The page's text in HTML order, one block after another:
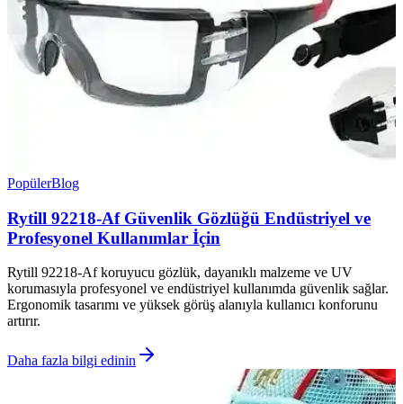
PopülerBlog
Rytill 92218-Af Güvenlik Gözlüğü Endüstriyel ve
Profesyonel Kullanımlar İçin
Rytill 92218-Af koruyucu gözlük, dayanıklı malzeme ve UV
korumasıyla profesyonel ve endüstriyel kullanımda güvenlik sağlar.
Ergonomik tasarımı ve yüksek görüş alanıyla kullanıcı konforunu
artırır.
Daha fazla bilgi edinin